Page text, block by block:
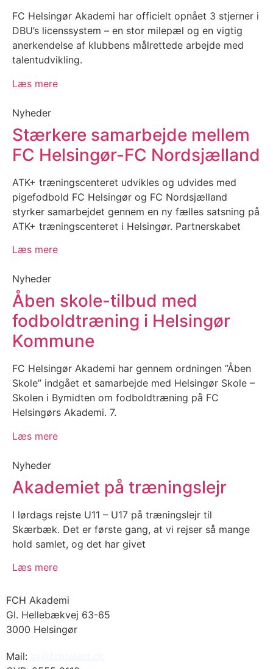
FC Helsingør Akademi har officielt opnået 3 stjerner i
DBU’s licenssystem – en stor milepæl og en vigtig
anerkendelse af klubbens målrettede arbejde med
talentudvikling.
Læs mere
Nyheder
Stærkere samarbejde mellem
FC Helsingør-FC Nordsjælland
ATK+ træningscenteret udvikles og udvides med
pigefodbold FC Helsingør og FC Nordsjælland
styrker samarbejdet gennem en ny fælles satsning på
ATK+ træningscenteret i Helsingør. Partnerskabet
Læs mere
Nyheder
Åben skole-tilbud med
fodboldtræning i Helsingør
Kommune
FC Helsingør Akademi har gennem ordningen ”Åben
Skole” indgået et samarbejde med Helsingør Skole –
Skolen i Bymidten om fodboldtræning på FC
Helsingørs Akademi. 7.
Læs mere
Nyheder
Akademiet på træningslejr
I lørdags rejste U11 – U17 på træningslejr til
Skærbæk. Det er første gang, at vi rejser så mange
hold samlet, og det har givet
Læs mere
FCH Akademi
Gl. Hellebækvej 63-65
3000 Helsingør
Mail: